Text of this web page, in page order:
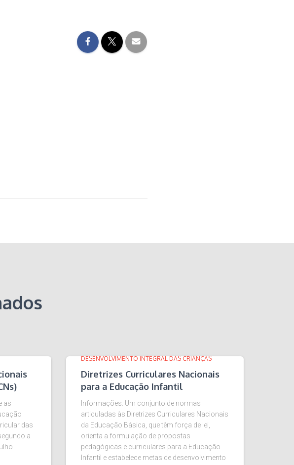
as
das
a
DESENVOLVIMENTO INTEGRAL DAS CRIANÇAS
Diretrizes Curriculares Nacionais
para a Educação Infantil
Informações: Um conjunto de normas
articuladas às Diretrizes Curriculares Nacionais
da Educação Básica, que têm força de lei,
orienta a formulação de propostas
pedagógicas e curriculares para a Educação
Infantil e estabelece metas de desenvolvimento